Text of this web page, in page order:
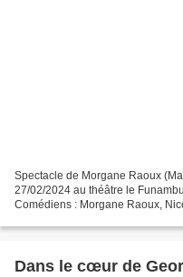
Spectacle de Morgane Raoux
27/02/2024 au théâtre le
Comédiens : Morgane Raoux,
Dans le cœur de